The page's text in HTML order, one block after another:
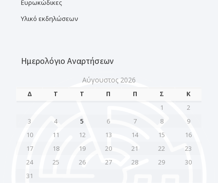
Ευρωκώδικες
Υλικό εκδηλώσεων
Ημερολόγιο Αναρτήσεων
Αύγουστος 2026
Δ Τ Τ Π Π Σ
Κ
1
2
3
4 5 6 7 8
9
10
11 12 13 14 15
16
17
18 19 20 21 22
23
24
25 26 27 28 29
30
31